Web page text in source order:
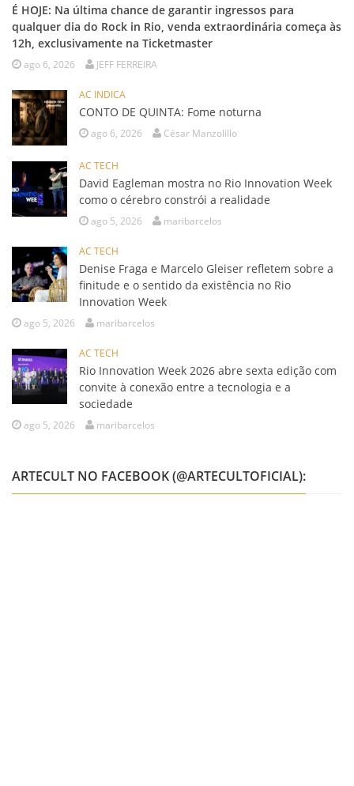
É HOJE: Na última chance de garantir ingressos para
qualquer dia do Rock in Rio, venda extraordinária começa às
12h, exclusivamente na Ticketmaster
ago 6, 2026 JEFF FERREIRA
AC INDICA
CONTO DE QUINTA: Fome noturna
ago 6, 2026 César Manzolillo
AC TECH
David Eagleman mostra no Rio Innovation Week
como o cérebro constrói a realidade
ago 5, 2026 maribarcelos
AC TECH
Denise Fraga e Marcelo Gleiser refletem sobre a
finitude e o sentido da existência no Rio
Innovation Week
ago 5, 2026 maribarcelos
AC TECH
Rio Innovation Week 2026 abre sexta edição com
convite à conexão entre a tecnologia e a
sociedade
ago 5, 2026 maribarcelos
ARTECULT NO FACEBOOK (@ARTECULTOFICIAL):